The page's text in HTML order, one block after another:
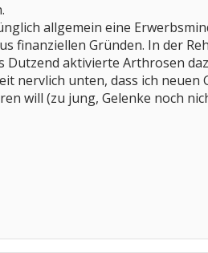
allgemein eine
finanziellen Gründen. In der
Dutzend aktivierte Arthrosen
nervlich unten, dass ich
will (zu jung, Gelenke noch